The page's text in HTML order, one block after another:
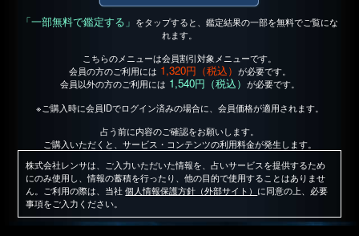
「一部無料で鑑定する」 をタップすると、鑑定結果の一部を無料でご覧にな
れます。
こちらのメニューは会員割引対象メニューです。
会員の方のご利用には 1,320円（税込） が必要です。
会員以外の方のご利用には 1,540円（税込） が必要です。
※ご購入時に会員IDでログイン済みの場合に、会員価格が適用されます。
占う前に内容のご確認をお願いします。
ご購入いただくと、サービス・コンテンツの利用料金が発生します。
株式会社レンサは、ご入力いただいた情報を、占いサービスを提供するため
にのみ使用し、情報の蓄積を行ったり、他の目的で使用することはありませ
ん。ご利用の際は、当社個人情報保護方針（外部サイト） に同意の上、必要
事項をご入力ください。